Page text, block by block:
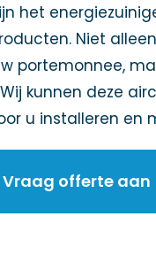
het
Niet
portemonnee,
kunnen deze
u installeren en
Vraag offerte aan